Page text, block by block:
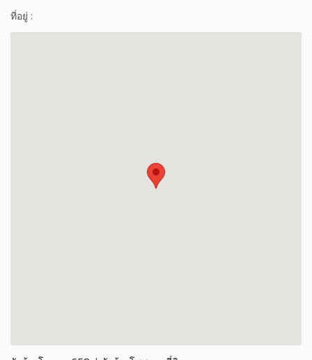
ที่อยู่ :